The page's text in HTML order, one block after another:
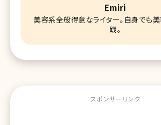
Emiri
美容系全般得意なライター。自身でも
践。
スポンサーリンク